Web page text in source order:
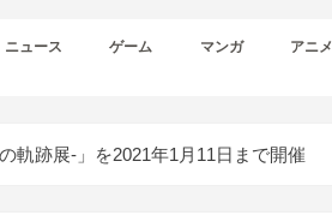
ニュース ゲーム マンガ アニメ
軌跡展-」を2021年1月11日まで開催